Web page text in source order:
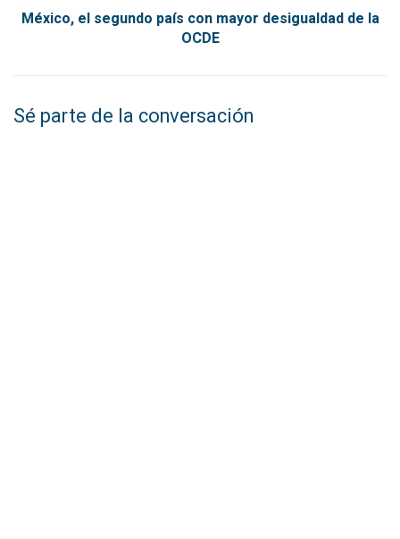
México, el segundo país con mayor desigualdad de la
OCDE
Sé parte de la conversación